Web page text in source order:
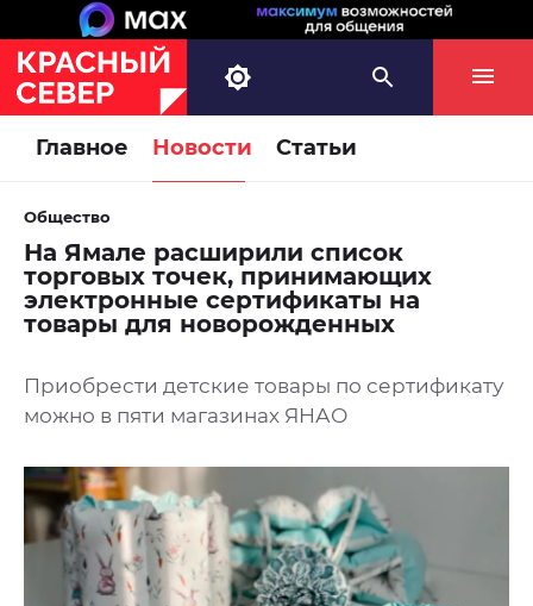
Главное Новости Статьи
Общество
На Ямале расширили список
торговых точек, принимающих
электронные сертификаты на
товары для новорожденных
Приобрести детские товары по сертификату
можно в пяти магазинах ЯНАО